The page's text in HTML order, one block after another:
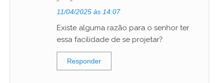
11/04/2025 às 14:07
Existe alguma razão para o senhor ter
essa facilidade de se projetar?
Responder